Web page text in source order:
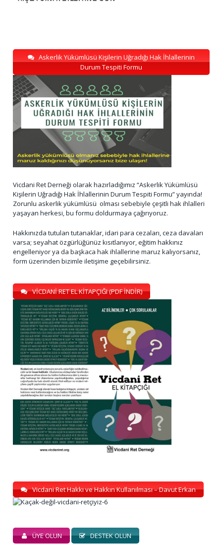
Askerlik Yükümlüsü Kişilerin Uğradığı Hak İhlallerinin
Durum Tespiti Formu
Vicdani Ret Derneği olarak hazırladığımız “Askerlik Yükümlüsü
Kişilerin Uğradığı Hak İhlallerinin Durum Tespiti Formu” yayında!
Zorunlu askerlik yükümlüsü olması sebebiyle çeşitli hak ihlalleri
yaşayan herkesi, bu formu doldurmaya çağırıyoruz.
Hakkınızda tutulan tutanaklar, idari para cezaları, ceza davaları
varsa; seyahat özgürlüğünüz kısıtlanıyor, eğitim hakkınız
engelleniyor ya da başkaca hak ihlallerine maruz kalıyorsanız,
form üzerinden bizimle iletişime geçebilirsiniz.
VİCDANİ RET EL KİTAPÇIĞI (PDF İNDİR)
Vicdani Ret Hakkı ve Hakkın Kullanılması – Davut Erkan
ÜYE OLUN DESTEK OLUN